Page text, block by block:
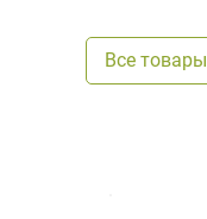
Все товары